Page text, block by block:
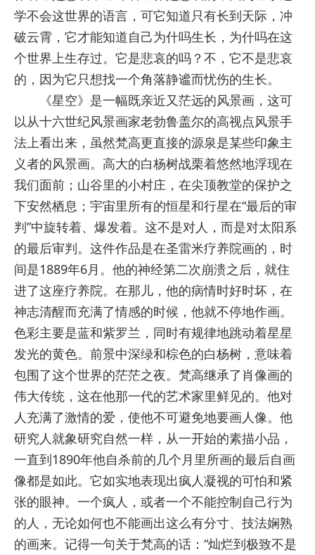
学不会这世界的语言，可它知道只有长到天际，冲
破云霄，它才能知道自己为什吗生长，为什吗在这
个世界上生存过。它是悲哀的吗？不，它不是悲哀
的，因为它只想找一个角落静谧而忧伤的生长。
《星空》是一幅既亲近又茫远的风景画，这可
以从十六世纪风景画家老勃鲁盖尔的高视点风景手
法上看出来，虽然梵高更直接的源泉是某些印象主
义者的风景画。高大的白杨树战栗着悠然地浮现在
我们面前；山谷里的小村庄，在尖顶教堂的保护之
下安然栖息；宇宙里所有的恒星和行星在“最后的审
判”中旋转着、爆发着。这不是对人，而是对太阳系
的最后审判。这件作品是在圣雷米疗养院画的，时
间是1889年6月。他的神经第二次崩溃之后，就住
进了这座疗养院。在那儿，他的病情时好时坏，在
神志清醒而充满了情感的时候，他就不停地作画。
色彩主要是蓝和紫罗兰，同时有规律地跳动着星星
发光的黄色。前景中深绿和棕色的白杨树，意味着
包围了这个世界的茫茫之夜。梵高继承了肖像画的
伟大传统，这在他那一代的艺术家里鲜见的。他对
人充满了激情的爱，使他不可避免地要画人像。他
研究人就象研究自然一样，从一开始的素描小品，
一直到1890年他自杀前的几个月里所画的最后自画
像都是如此。它如实地表现出疯人凝视的可怕和紧
张的眼神。一个疯人，或者一个不能控制自己行为
的人，无论如何也不能画出这么有分寸、技法娴熟
的画来。记得一句关于梵高的话：“灿烂到极致不是